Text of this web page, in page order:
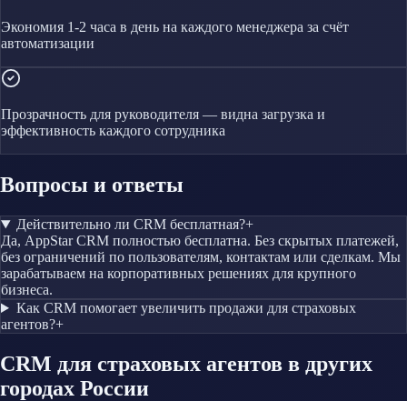
Экономия 1-2 часа в день на каждого менеджера за счёт
автоматизации
Прозрачность для руководителя — видна загрузка и
эффективность каждого сотрудника
Вопросы и ответы
Действительно ли CRM бесплатная?+
Да, AppStar CRM полностью бесплатна. Без скрытых платежей,
без ограничений по пользователям, контактам или сделкам. Мы
зарабатываем на корпоративных решениях для крупного
бизнеса.
Как CRM помогает увеличить продажи для страховых
агентов?+
CRM для страховых агентов в других
городах России